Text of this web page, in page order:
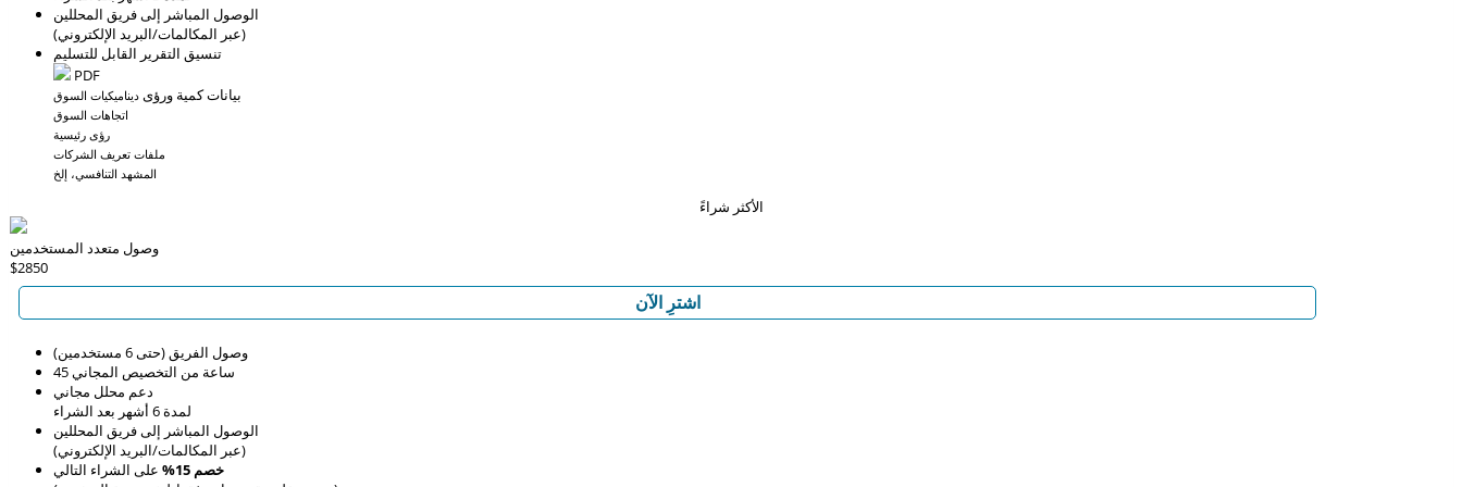
الوصول المباشر إلى فريق المحللين
(عبر المكالمات/البريد الإلكتروني)
تنسيق التقرير القابل للتسليم
PDF
بيانات كمية ورؤى ديناميكيات السوق
اتجاهات السوق
رؤى رئيسية
ملفات تعريف الشركات
المشهد التنافسي، إلخ
الأكثر شراءً
وصول متعدد المستخدمين
$2850
اشترِ الآن
وصول الفريق (حتى 6 مستخدمين)
45 ساعة من التخصيص المجاني
دعم محلل مجاني
لمدة 6 أشهر بعد الشراء
الوصول المباشر إلى فريق المحللين
(عبر المكالمات/البريد الإلكتروني)
خصم 15%
على الشراء التالي